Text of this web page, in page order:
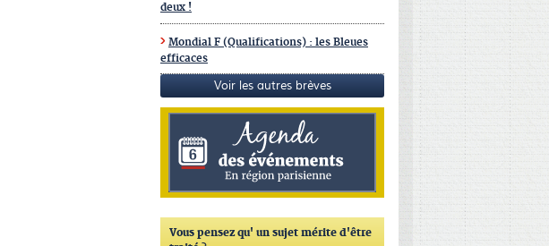
deux !
Mondial F (Qualifications) : les Bleues
efficaces
Voir les autres brèves
Vous pensez qu' un sujet mérite d'être